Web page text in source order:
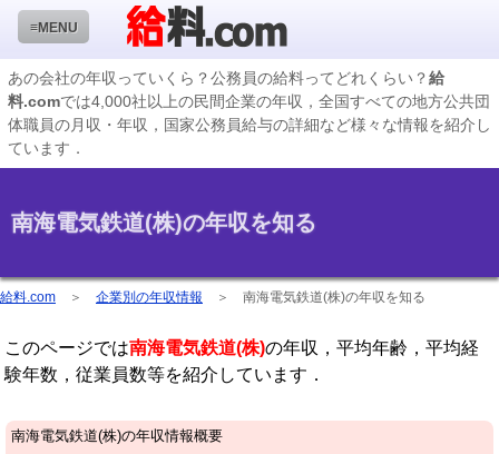
≡MENU
企業検索
年収ランキング
国家公務員編
地方公務員給料検索
収録企業データの状況
あの会社の年収っていくら？公務員の給料ってどれくらい？給
料.comでは4,000社以上の民間企業の年収，全国すべての地方公共団
体職員の月収・年収，国家公務員給与の詳細など様々な情報を紹介し
ています．
南海電気鉄道(株)の年収を知る
給料.com ＞ 企業別の年収情報 ＞ 南海電気鉄道(株)の年収を知る
このページでは南海電気鉄道(株)の年収，平均年齢，平均経
験年数，従業員数等を紹介しています．
南海電気鉄道(株)の年収情報概要